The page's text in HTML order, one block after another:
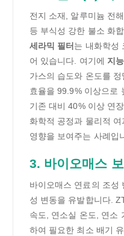
전지 소재, 알루미늄 전
등 부식성 강한 불소 화
세라믹 필터 는 내화학성
어 있습니다. 여기에 지
가스의 습도와 온도를
효율을 99.9% 이상으로
기존 대비 40% 이상 연
화학적 공정과 물리적
영향을 보여주는 사례입
3. 바이오매스
바이오매스 연료의 조성
성 변동을 유발합니다.
속도, 연소실 온도, 연소
하여 필요한 최소 배기